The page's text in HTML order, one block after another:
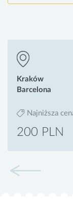
Kraków
Barcelona
Najniższa
200 PLN